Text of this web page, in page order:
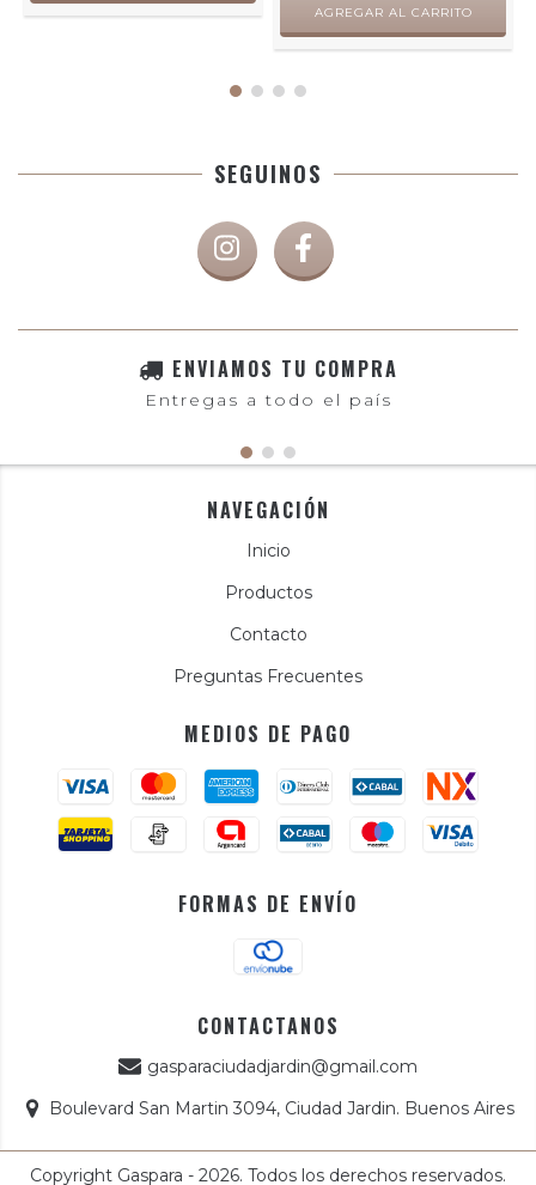
AGREGAR AL CARRITO
SEGUINOS
ENVIAMOS TU COMPRA
Entregas a todo el país
NAVEGACIÓN
Inicio
Productos
Contacto
Preguntas Frecuentes
MEDIOS DE PAGO
FORMAS DE ENVÍO
CONTACTANOS
gasparaciudadjardin@gmail.com
Boulevard San Martin 3094, Ciudad Jardin. Buenos Aires
Copyright Gaspara - 2026. Todos los derechos reservados.